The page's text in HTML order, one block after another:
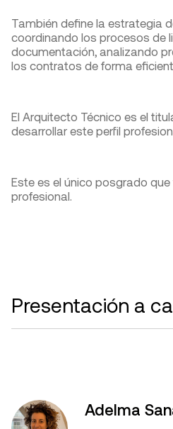
También define la estrategia
coordinando los procesos de
documentación, analizando
los contratos de forma
El Arquitecto Técnico es el
desarrollar este perfil
Este es el único posgrado
profesional.
Presentación a
Adelma